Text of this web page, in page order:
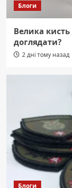
Блоги
Велика
доглядати?
2 дні тому назад
Блоги